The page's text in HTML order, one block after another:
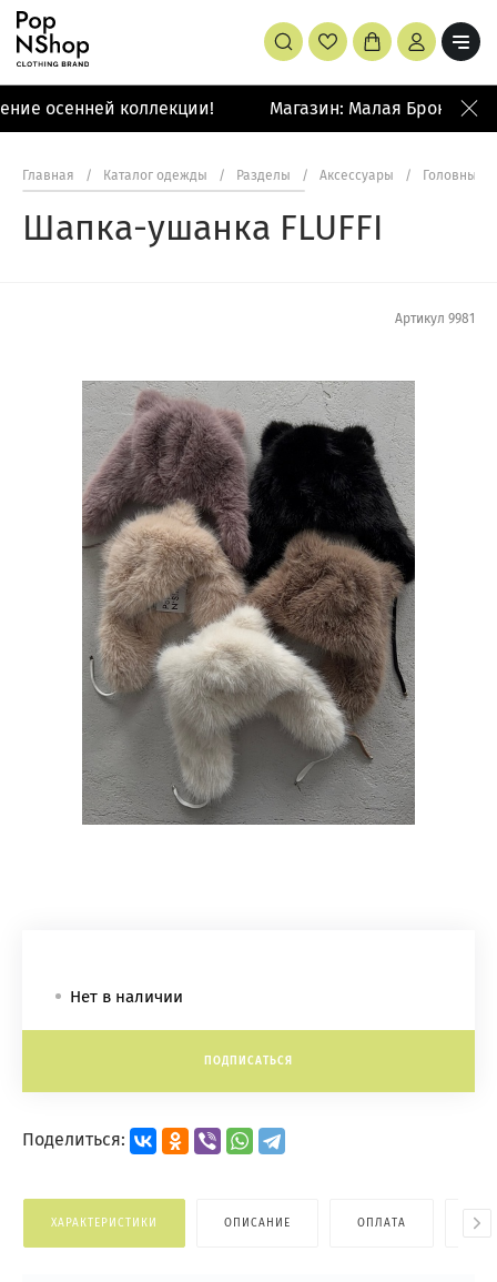
осенней коллекции! Магазин: Малая Бронная
Главная / Каталог одежды / Разделы / Аксессуары / Головные
Шапка-ушанка FLUFFI
Артикул 9981
Нет в наличии
ПОДПИСАТЬСЯ
Поделиться:
ХАРАКТЕРИСТИКИ ОПИСАНИЕ ОПЛАТА